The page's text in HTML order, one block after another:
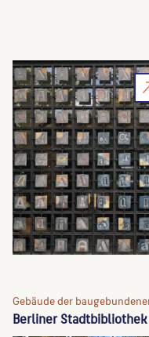
Gebäude der
Berliner Stadtbibliothek